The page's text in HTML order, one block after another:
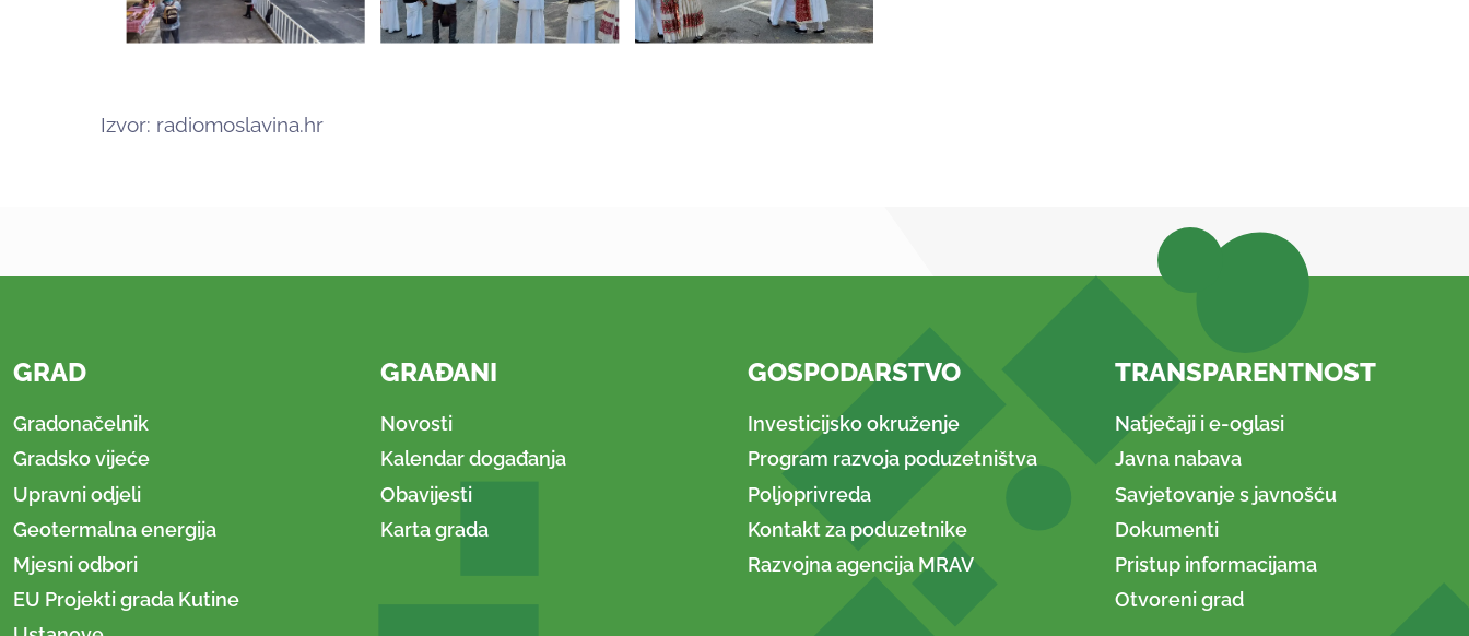
Izvor: radiomoslavina.hr
GRAD
Gradonačelnik
Gradsko vijeće
Upravni odjeli
Geotermalna energija
Mjesni odbori
EU Projekti grada Kutine
GRAĐANI
Novosti
Kalendar događanja
Obavijesti
Karta grada
GOSPODARSTVO
Investicijsko okruženje
Program razvoja poduzetništva
Poljoprivreda
Kontakt za poduzetnike
Razvojna agencija MRAV
TRANSPARENTNOST
Natječaji i e-oglasi
Javna nabava
Savjetovanje s javnošću
Dokumenti
Pristup informacijama
Otvoreni grad